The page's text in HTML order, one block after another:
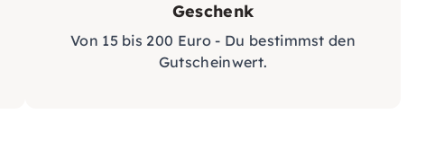
Geschenk
Von 15 bis 200 Euro - Du bestimmst den
Gutscheinwert.